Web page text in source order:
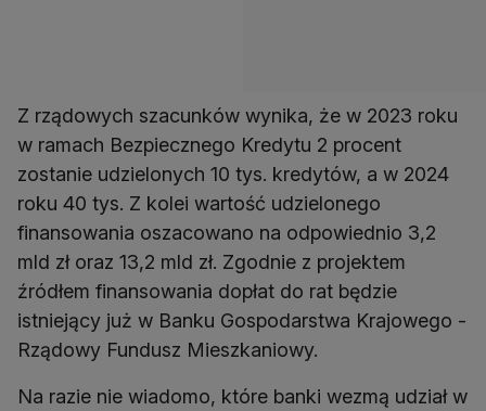
Z rządowych szacunków wynika, że w 2023 roku
w ramach Bezpiecznego Kredytu 2 procent
zostanie udzielonych 10 tys. kredytów, a w 2024
roku 40 tys. Z kolei wartość udzielonego
finansowania oszacowano na odpowiednio 3,2
mld zł oraz 13,2 mld zł. Zgodnie z projektem
źródłem finansowania dopłat do rat będzie
istniejący już w Banku Gospodarstwa Krajowego -
Na razie nie wiadomo, które banki wezmą udział w